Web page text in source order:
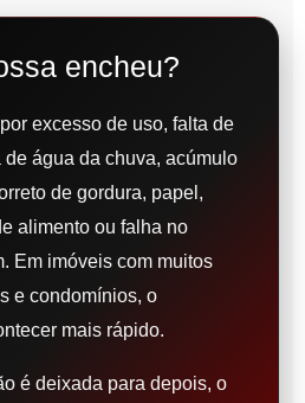
encheu?
excesso de uso, falta de
água da chuva, acúmulo
de gordura, papel,
alimento ou falha no
Em imóveis com muitos
e condomínios, o
mais rápido.
é deixada para depois, o